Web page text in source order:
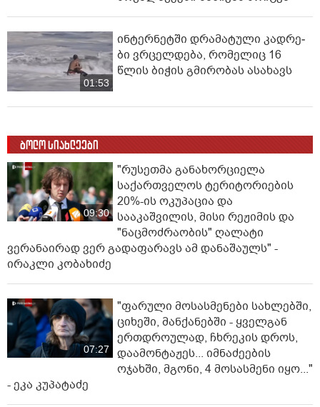
01:53
ინ­ტერ­ნეტ­ში დრა­მა­ტუ­ლი კად­რე­
ბი ვრცელდება, რომელიც 16
წლის ბიჭის გმირობას ასახავს
ბოლო სიახლეები
09:30
"რუსეთმა განახორციელა
საქართველოს ტერიტორიების
20%-ის ოკუპაცია და
სააკაშვილის, მისი რეჟიმის და
"ნაცმოძრაობის" ღალატი
ვერანაირად ვერ გადაფარავს ამ დანაშაულს" -
ირაკლი კობახიძე
07:27
"ფარული მოსასმენები სახლებში,
ციხეში, მანქანებში - ყველგან
ერთდროულად, ჩხრეკის დროს,
დაამონტაჟეს... იმნაძეების
ოჯახში, მგონი, 4 მოსასმენი იყო..."
- ეკა კუპატაძე